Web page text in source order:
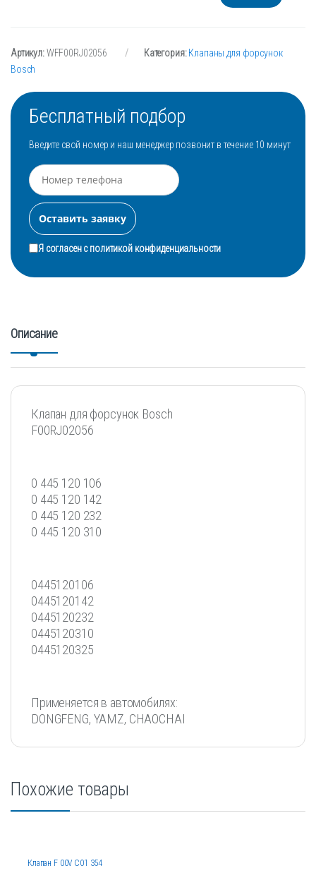
Артикул:WFF00RJ02056 Категория:Клапаны для форсунок
Bosch
Бесплатный подбор
Введите свой номер и наш менеджер позвонит в течение 10 минут
Я согласен сполитикой конфиденциальности
Описание
Клапан для форсунок Bosch
F00RJ02056
0 445 120 106
0 445 120 142
0 445 120 232
0 445 120 310
0445120106
0445120142
0445120232
0445120310
0445120325
Применяется в автомобилях:
DONGFENG, YAMZ, CHAOCHAI
Похожие товары
Клапан F 00V C01 354